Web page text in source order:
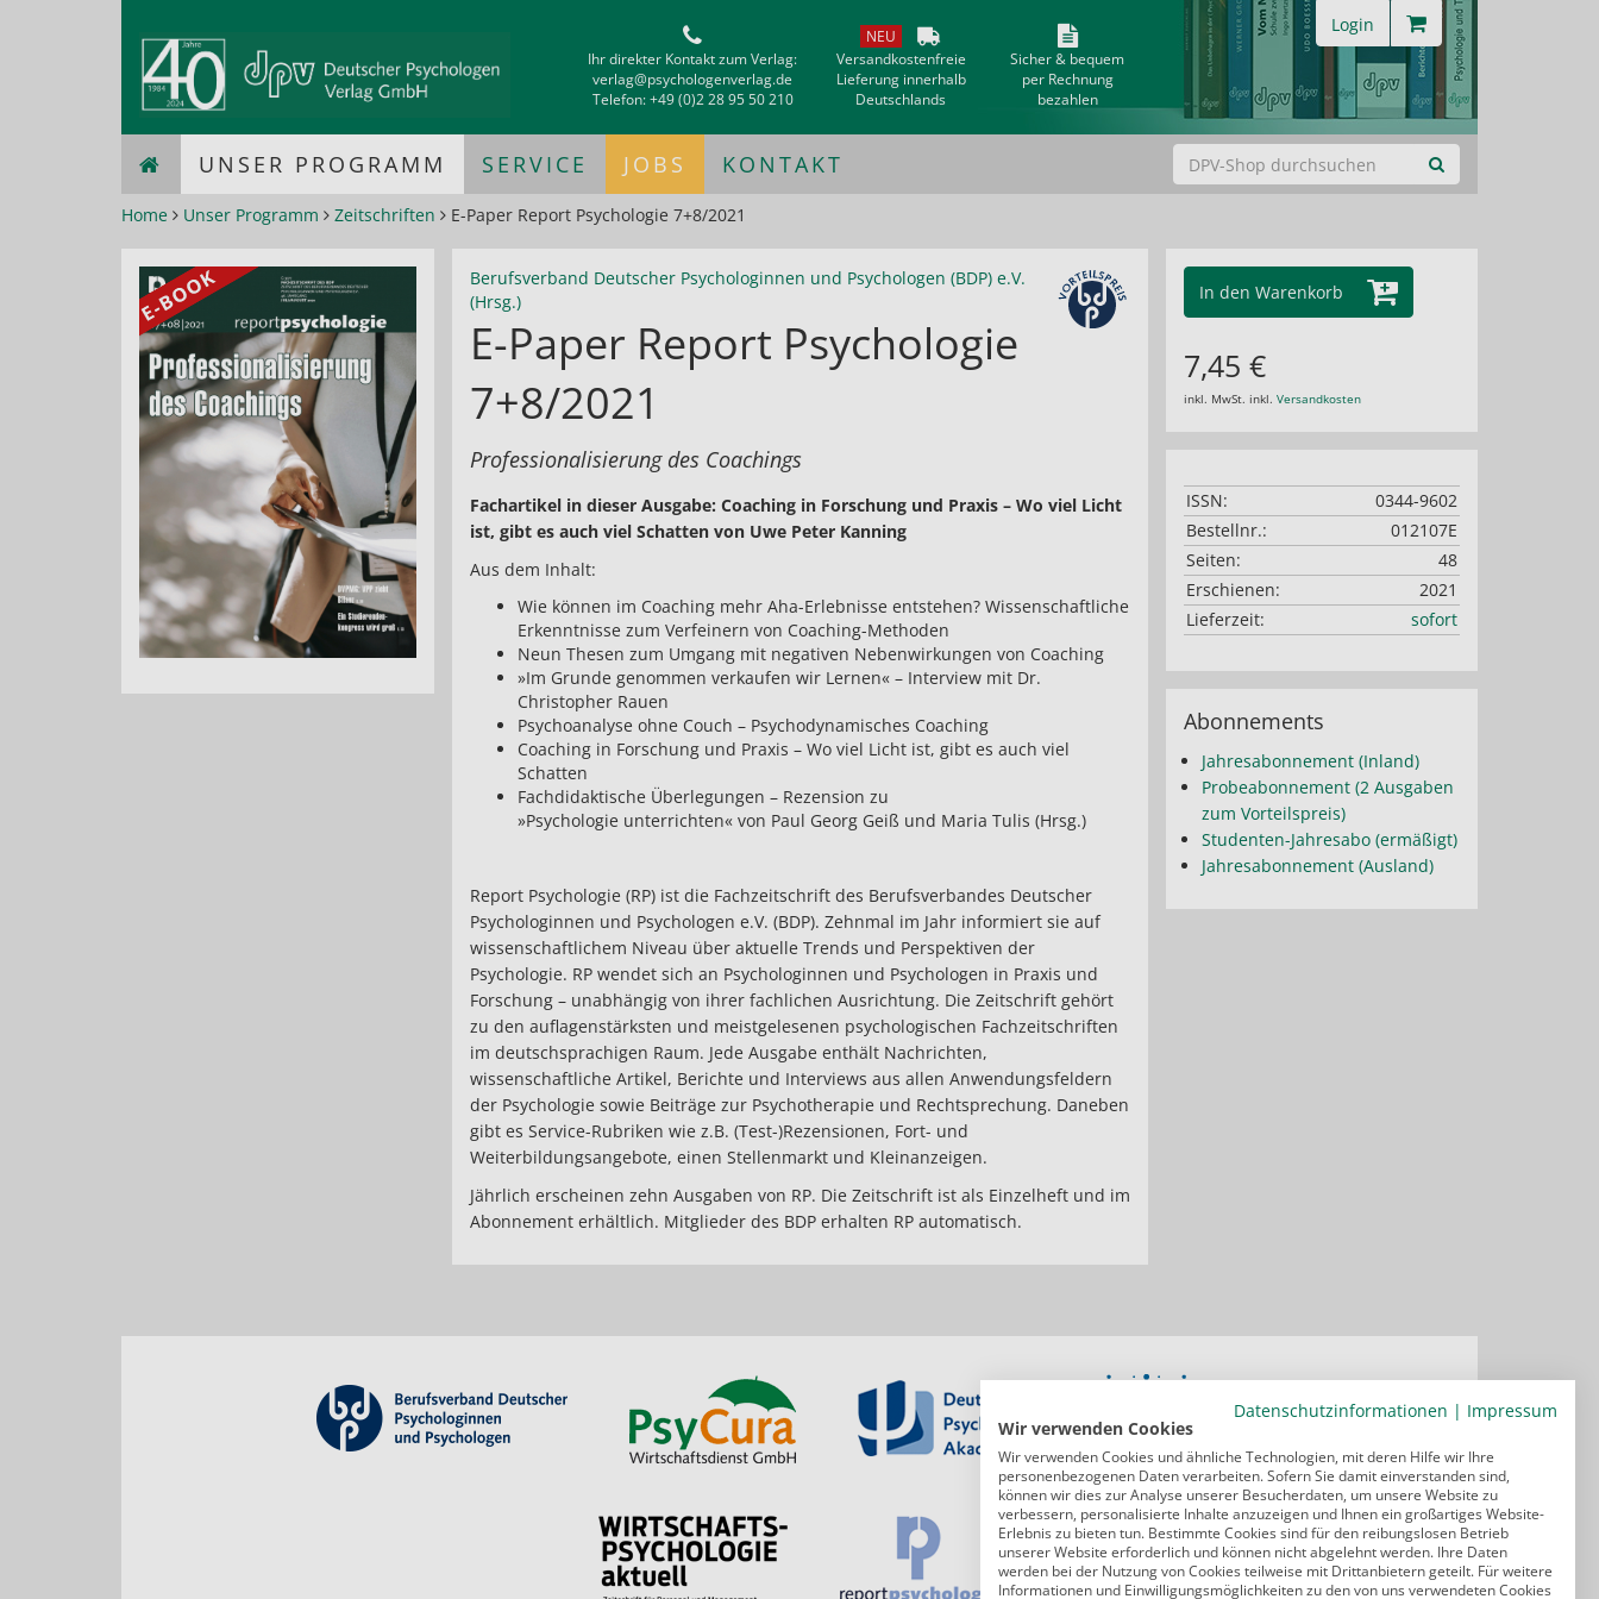
Ihr direkter Kontakt zum Verlag:
verlag@psychologenverlag.de
Telefon:+49 (0)2 28 95 50 210
NEU
Versandkostenfreie
Lieferung innerhalb
Deutschlands
Sicher & bequem
per Rechnung
bezahlen
Login
UNSER PROGRAMM SERVICE JOBS KONTAKT
Home Unser Programm Zeitschriften E-Paper Report Psychologie 7+8/2021
Berufsverband Deutscher Psychologinnen und Psychologen (BDP) e.V.
(Hrsg.)
E-Paper Report Psychologie
7+8/2021
Professionalisierung des Coachings
Fachartikel in dieser Ausgabe: Coaching in Forschung und Praxis – Wo viel Licht
ist, gibt es auch viel Schatten von Uwe Peter Kanning
Aus dem Inhalt:
Wie können im Coaching mehr Aha-Erlebnisse entstehen? Wissenschaftliche
Erkenntnisse zum Verfeinern von Coaching-Methoden
Neun Thesen zum Umgang mit negativen Nebenwirkungen von Coaching
»Im Grunde genommen verkaufen wir Lernen« – Interview mit Dr.
Christopher Rauen
Psychoanalyse ohne Couch – Psychodynamisches Coaching
Coaching in Forschung und Praxis – Wo viel Licht ist, gibt es auch viel
Schatten
Fachdidaktische Überlegungen – Rezension zu
»Psychologie unterrichten« von Paul Georg Geiß und Maria Tulis (Hrsg.)
Report Psychologie (RP) ist die Fachzeitschrift des Berufsverbandes Deutscher
Psychologinnen und Psychologen e.V. (BDP). Zehnmal im Jahr informiert sie auf
wissenschaftlichem Niveau über aktuelle Trends und Perspektiven der
Psychologie. RP wendet sich an Psychologinnen und Psychologen in Praxis und
Forschung – unabhängig von ihrer fachlichen Ausrichtung. Die Zeitschrift gehört
zu den auflagenstärksten und meistgelesenen psychologischen Fachzeitschriften
im deutschsprachigen Raum. Jede Ausgabe enthält Nachrichten,
wissenschaftliche Artikel, Berichte und Interviews aus allen Anwendungsfeldern
der Psychologie sowie Beiträge zur Psychotherapie und Rechtsprechung. Daneben
gibt es Service-Rubriken wie z.B. (Test-)Rezensionen, Fort- und
Weiterbildungsangebote, einen Stellenmarkt und Kleinanzeigen.
Jährlich erscheinen zehn Ausgaben von RP. Die Zeitschrift ist als Einzelheft und im
Abonnement erhältlich. Mitglieder des BDP erhalten RP automatisch.
In den Warenkorb
7,45 €
inkl. MwSt. inkl. Versandkosten
ISSN:
0344-9602
Bestellnr.:
012107E
Seiten:
48
Erschienen:
2021
Lieferzeit:
sofort
Abonnements
Jahresabonnement (Inland)
Probeabonnement (2 Ausgaben
zum Vorteilspreis)
Studenten-Jahresabo (ermäßigt)
Jahresabonnement (Ausland)
Datenschutzinformationen | Impressum
Wir verwenden Cookies
Wir verwenden Cookies und ähnliche Technologien, mit deren Hilfe wir Ihre
personenbezogenen Daten verarbeiten. Sofern Sie damit einverstanden sind,
können wir dies zur Analyse unserer Besucherdaten, um unsere Website zu
verbessern, personalisierte Inhalte anzuzeigen und Ihnen ein großartiges Website-
Erlebnis zu bieten tun. Bestimmte Cookies sind für den reibungslosen Betrieb
unserer Website erforderlich und können nicht abgelehnt werden. Ihre Daten
werden bei der Nutzung von Cookies teilweise mit Drittanbietern geteilt. Für weitere
Informationen und Einwilligungsmöglichkeiten zu den von uns verwendeten Cookies